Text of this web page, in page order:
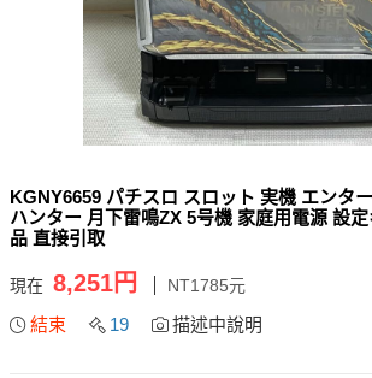
KGNY6659 パチスロ スロット 実機 エンタ
ハンター 月下雷鳴ZX 5号機 家庭用電源 設
品 直接引取
現在 8,251円 NT1785元
結束 19 描述中說明